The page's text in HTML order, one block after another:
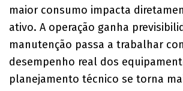
maior consumo impacta
ativo. A operação ganha
manutenção passa a trabalhar
desempenho real dos
planejamento técnico se torna